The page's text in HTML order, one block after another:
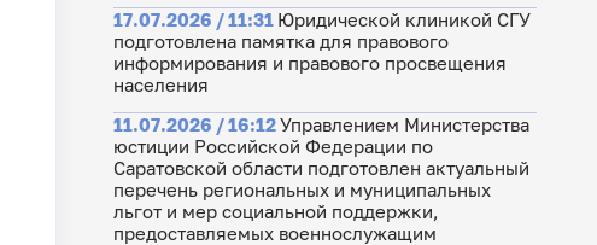
17.07.2026 / 11:31 Юридической клиникой СГУ
подготовлена памятка для правового
информирования и правового просвещения
населения
11.07.2026 / 16:12Управлением Министерства
юстиции Российской Федерации по
Саратовской области подготовлен актуальный
перечень региональных и муниципальных
льгот и мер социальной поддержки,
предоставляемых военнослужащим